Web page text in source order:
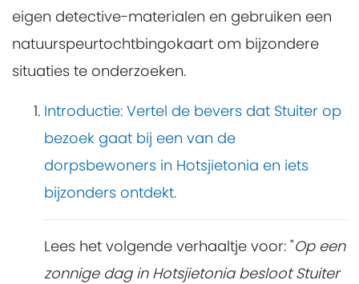
eigen detective-materialen en gebruiken een
natuurspeurtochtbingokaart om bijzondere
situaties te onderzoeken.
Introductie: Vertel de bevers dat Stuiter op
bezoek gaat bij een van de
dorpsbewoners in Hotsjietonia en iets
bijzonders ontdekt.
Lees het volgende verhaaltje voor: "Op een
zonnige dag in Hotsjietonia besloot Stuiter